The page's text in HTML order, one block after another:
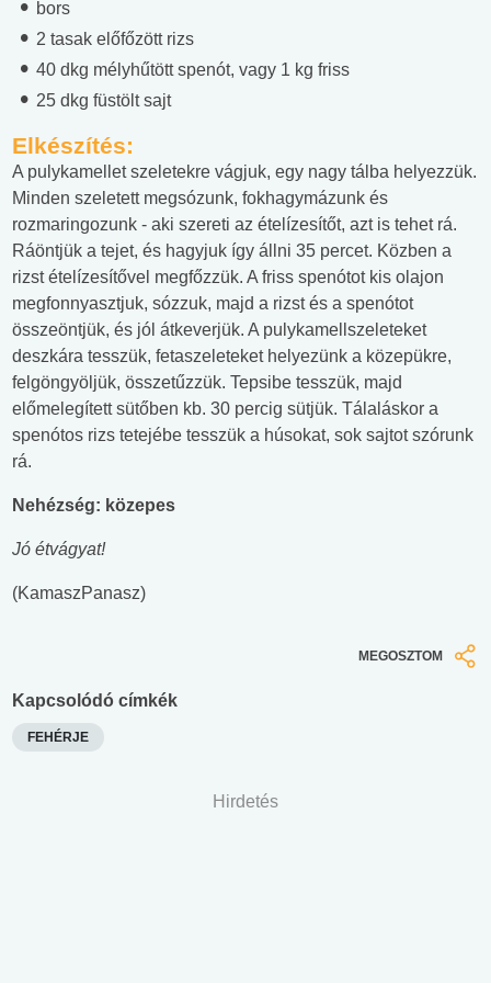
bors
2 tasak előfőzött rizs
40 dkg mélyhűtött spenót, vagy 1 kg friss
25 dkg füstölt sajt
Elkészítés:
A pulykamellet szeletekre vágjuk, egy nagy tálba helyezzük.
Minden szeletett megsózunk, fokhagymázunk és
rozmaringozunk - aki szereti az ételízesítőt, azt is tehet rá.
Ráöntjük a tejet, és hagyjuk így állni 35 percet. Közben a
rizst ételízesítővel megfőzzük. A friss spenótot kis olajon
megfonnyasztjuk, sózzuk, majd a rizst és a spenótot
összeöntjük, és jól átkeverjük. A pulykamellszeleteket
deszkára tesszük, fetaszeleteket helyezünk a közepükre,
felgöngyöljük, összetűzzük. Tepsibe tesszük, majd
előmelegített sütőben kb. 30 percig sütjük. Tálaláskor a
spenótos rizs tetejébe tesszük a húsokat, sok sajtot szórunk
rá.
Nehézség: közepes
Jó étvágyat!
(KamaszPanasz)
MEGOSZTOM
Kapcsolódó címkék
FEHÉRJE
Hirdetés